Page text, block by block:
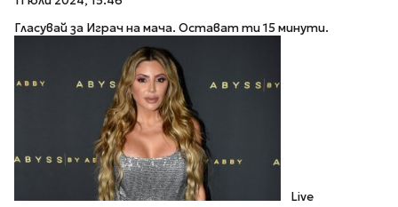
Гласувай за Играч на мача. Остават ти 15 минути.
Live